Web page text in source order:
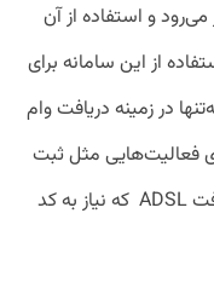
و استفاده از آن
از این سامانه برای
در زمینه دریافت وام
فعالیت‌هایی مثل ثبت
نام در مدارس یا انتقال خودرو یا حتی دریافت ADSL که نیاز به کد